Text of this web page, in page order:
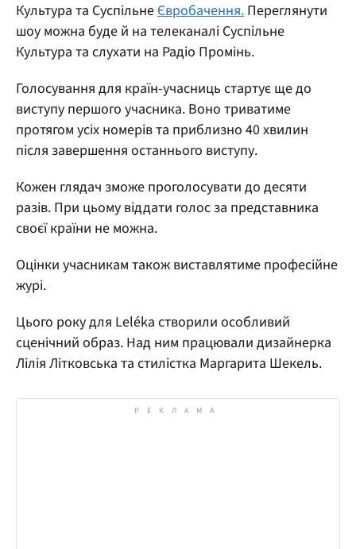
Культура та СуспільнеЄвробачення. Переглянути
шоу можна буде й на телеканалі Суспільне
Культура та слухати на Радіо Промінь.
Голосування для країн-учасниць стартує ще до
виступу першого учасника. Воно триватиме
протягом усіх номерів та приблизно 40 хвилин
після завершення останнього виступу.
Кожен глядач зможе проголосувати до десяти
разів. При цьому віддати голос за представника
своєї країни не можна.
Оцінки учасникам також виставлятиме професійне
журі.
Цього року для Leléka створили особливий
сценічний образ. Над ним працювали дизайнерка
Лілія Літковська та стилістка Маргарита Шекель.